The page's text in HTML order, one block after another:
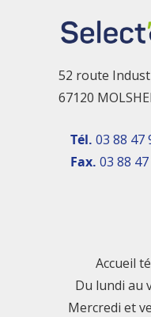
52 route
67120
Tél. 03 88 47
Fax. 03 88
Accueil
Du lundi au
Mercredi et